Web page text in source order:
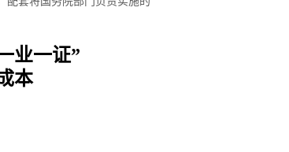
业一证”
本